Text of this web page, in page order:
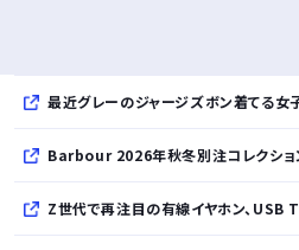
最近グレーのジャージズボン着てる女
Barbour 2026年秋冬別注コレクション、
Z世代で再注目の有線イヤホン、USB Type-C対応モデルが登